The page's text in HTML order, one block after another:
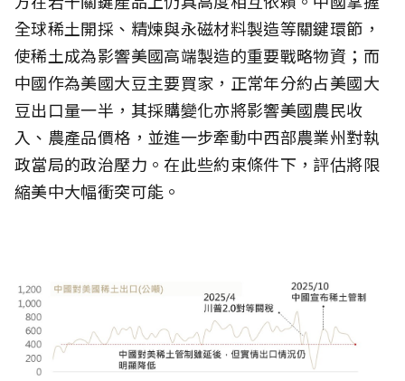
全球稀土開採、精煉與永磁材料製造等關鍵環節，
使稀土成為影響美國高端製造的重要戰略物資；而
中國作為美國大豆主要買家，正常年分約占美國大
豆出口量一半，其採購變化亦將影響美國農民收
入、農產品價格，並進一步牽動中西部農業州對執
政當局的政治壓力。在此些約束條件下，評估將限
縮美中大幅衝突可能。